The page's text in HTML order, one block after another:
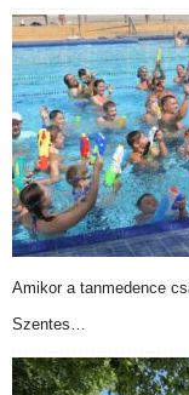
Amikor a tanmedence
Szentes…